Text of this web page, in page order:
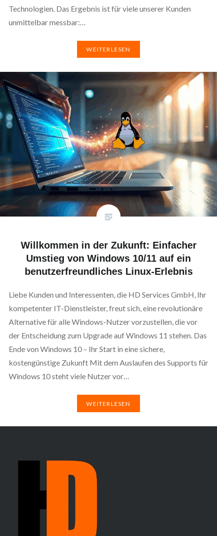
Technologien. Das Ergebnis ist für viele unserer Kunden
unmittelbar messbar:…
WEITERLESEN
Willkommen in der Zukunft: Einfacher
Umstieg von Windows 10/11 auf ein
benutzerfreundliches Linux-Erlebnis
Liebe Kunden und Interessenten, die HD Services GmbH, Ihr
kompetenter IT-Dienstleister, freut sich, eine revolutionäre
Alternative für alle Windows-Nutzer vorzustellen, die vor
der Entscheidung zum Upgrade auf Windows 11 stehen. Das
Ende von Windows 10 – Ihr Start in eine sichere,
kostengünstige Zukunft Mit dem Auslaufen des Supports für
Windows 10 steht viele Nutzer vor…
WEITERLESEN